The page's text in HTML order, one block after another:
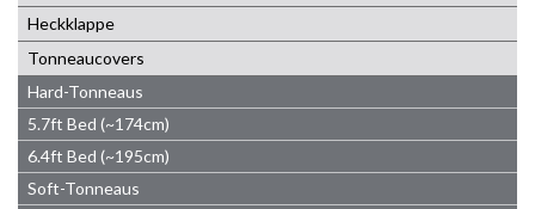
Heckklappe
Tonneaucovers
Hard-Tonneaus
5.7ft Bed (~174cm)
6.4ft Bed (~195cm)
Soft-Tonneaus